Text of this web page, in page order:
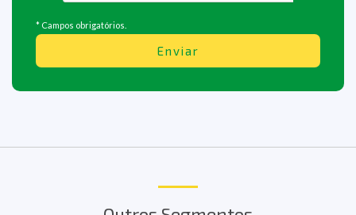
* Campos obrigatórios.
Enviar